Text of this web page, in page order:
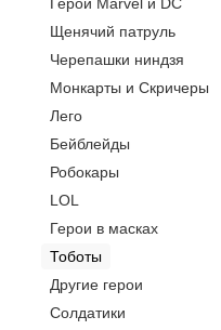
Щенячий патруль
Черепашки ниндзя
Монкарты и Скричеры
Лего
Бейблейды
Робокары
LOL
Герои в масках
Тоботы
Другие герои
Солдатики